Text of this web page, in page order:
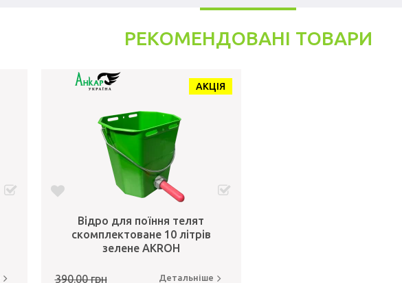
РЕКОМЕНДОВАНІ ТОВАРИ
АКЦІЯ
Відро для поїння телят
скомплектоване 10 літрів
зелене AKROH
390.00 грн Детальніше